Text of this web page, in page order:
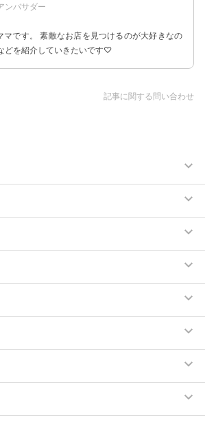
ンバサダー
マです。 素敵なお店を見つけるのが大好きなの
どを紹介していきたいです♡
記事に関する問い合わせ